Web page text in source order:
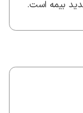
بیمه است.